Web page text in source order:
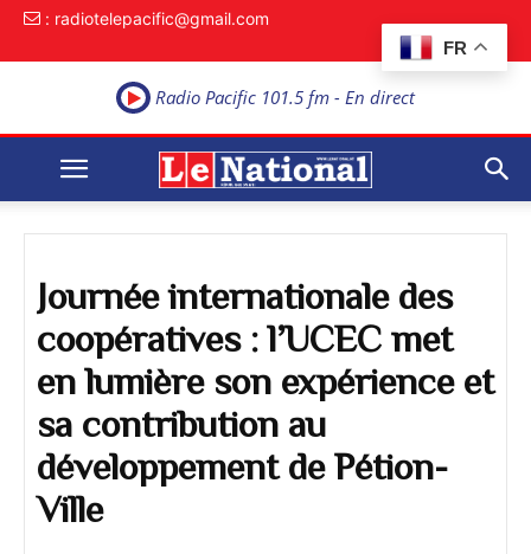
FR
: radiotelepacific@gmail.com
Radio Pacific 101.5 fm - En direct
Journée internationale des
coopératives : l’UCEC met
en lumière son expérience et
sa contribution au
développement de Pétion-
Ville